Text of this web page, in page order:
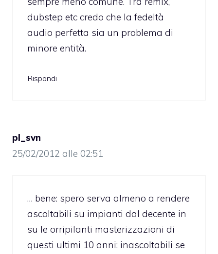
dubstep etc credo che la fedeltà
audio perfetta sia un problema di
minore entità.
Rispondi
pl_svn
25/02/2012 alle 02:51
… bene: spero serva almeno a rendere
ascoltabili su impianti dal decente in
su le orripilanti masterizzazioni di
questi ultimi 10 anni: inascoltabili se